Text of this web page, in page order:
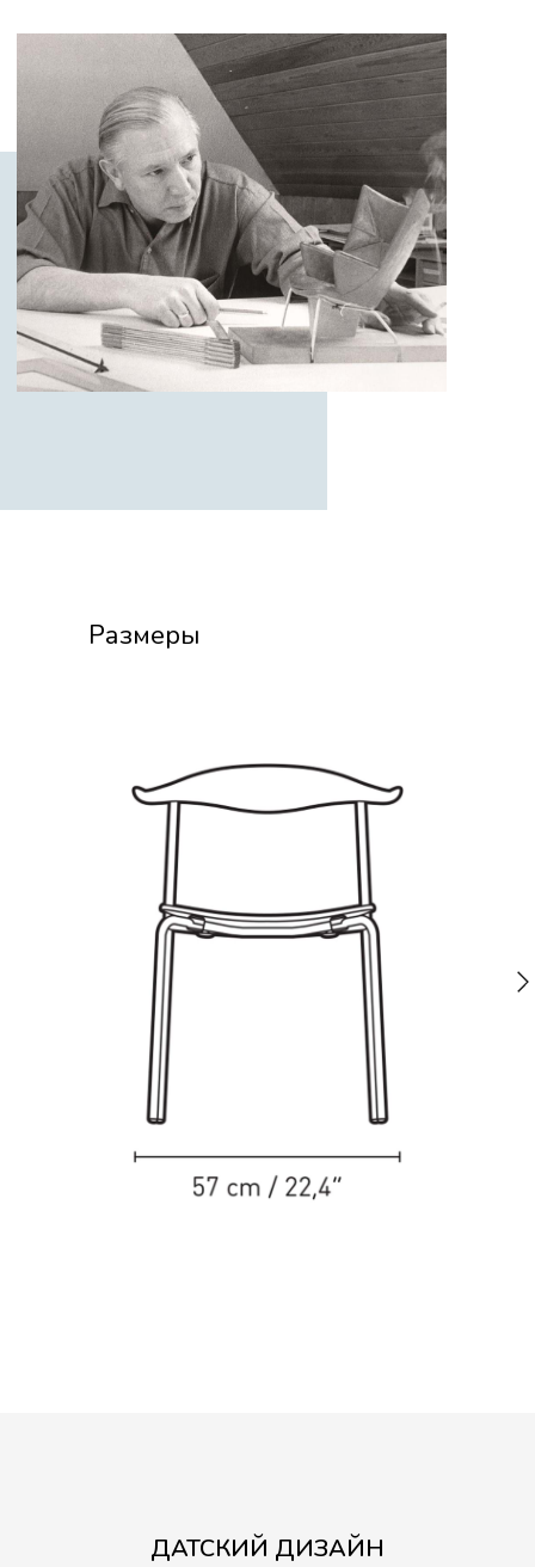
Размеры
ДАТСКИЙ ДИЗАЙН